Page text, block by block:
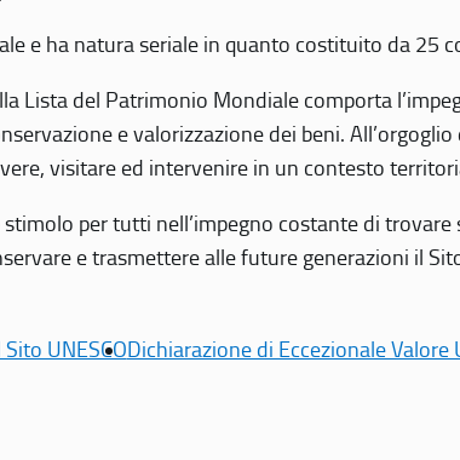
e ha natura seriale in quanto costituito da 25
Lista del Patrimonio Mondiale comporta
e valorizzazione dei beni.
visitare ed intervenire in un contesto
per tutti nell’impegno costante di
e trasmettere alle future generazioni il
UNESCODichiarazione di Eccezionale Valore